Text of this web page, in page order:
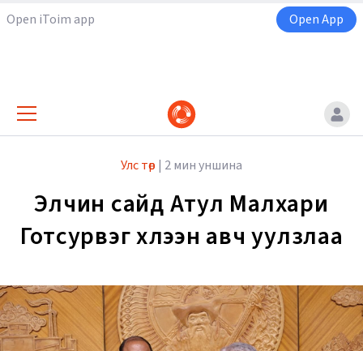
Open iToim app Open App
Улс төр | 2 мин уншина
Элчин сайд Атул Малхари
Готсурвэг хүлээн авч уулзлаа